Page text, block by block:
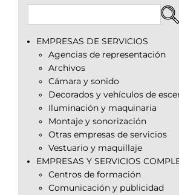
EMPRESAS DE SERVICIOS
Agencias de representación
Archivos
Cámara y sonido
Decorados y vehículos de
Iluminación y maquinaria
Montaje y sonorización
Otras empresas de servicios
Vestuario y maquillaje
EMPRESAS Y SERVICIOS
Centros de formación
Comunicación y publicidad